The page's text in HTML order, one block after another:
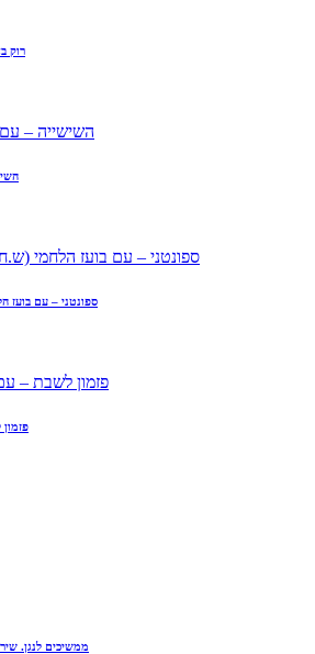
רוק
ספונטני – עם בועז
ממשיכים לנגן.